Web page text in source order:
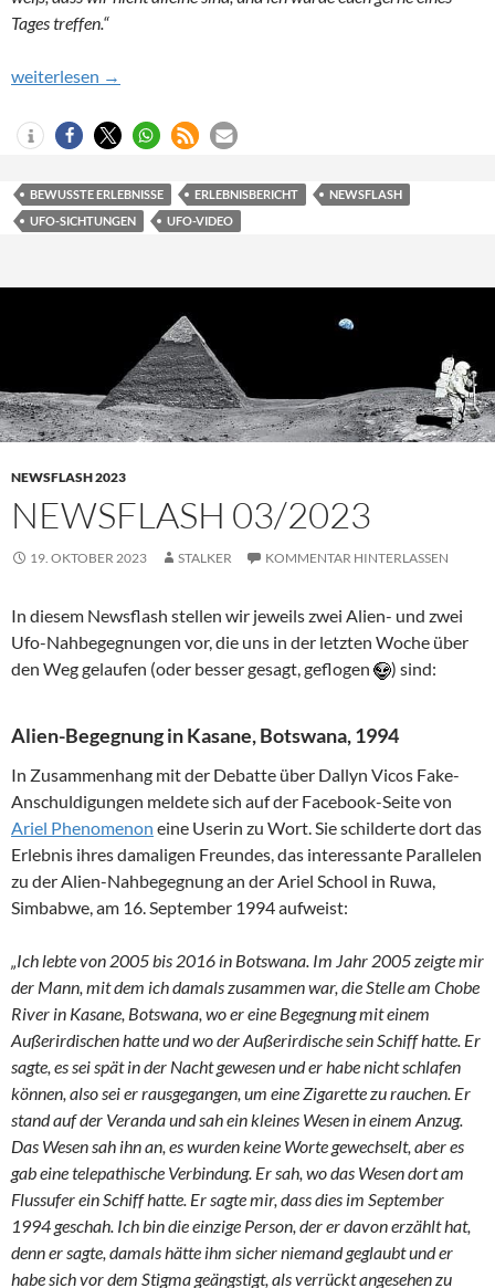
Tages treffen.“
Newsflash 04/23 – Experiencer Short Stories
weiterlesen →
BEWUSSTE ERLEBNISSE ERLEBNISBERICHT
NEWSFLASH
UFO-SICHTUNGEN
UFO-VIDEO
NEWSFLASH 2023
NEWSFLASH 03/2023
19. OKTOBER 2023 STALKER KOMMENTAR HINTERLASSEN
In diesem Newsflash stellen wir jeweils zwei Alien- und zwei
Ufo-Nahbegegnungen vor, die uns in der letzten Woche über
den Weg gelaufen (oder besser gesagt, geflogen
) sind:
Alien-Begegnung in Kasane, Botswana, 1994
In Zusammenhang mit der Debatte über Dallyn Vicos Fake-
Anschuldigungen meldete sich auf der Facebook-Seite von
Ariel Phenomenon eine Userin zu Wort. Sie schilderte dort das
Erlebnis ihres damaligen Freundes, das interessante Parallelen
zu der Alien-Nahbegegnung an der Ariel School in Ruwa,
Simbabwe, am 16. September 1994 aufweist:
„Ich lebte von 2005 bis 2016 in Botswana. Im Jahr 2005 zeigte mir
der Mann, mit dem ich damals zusammen war, die Stelle am Chobe
River in Kasane, Botswana, wo er eine Begegnung mit einem
Außerirdischen hatte und wo der Außerirdische sein Schiff hatte. Er
sagte, es sei spät in der Nacht gewesen und er habe nicht schlafen
können, also sei er rausgegangen, um eine Zigarette zu rauchen. Er
stand auf der Veranda und sah ein kleines Wesen in einem Anzug.
Das Wesen sah ihn an, es wurden keine Worte gewechselt, aber es
gab eine telepathische Verbindung. Er sah, wo das Wesen dort am
Flussufer ein Schiff hatte. Er sagte mir, dass dies im September
1994 geschah. Ich bin die einzige Person, der er davon erzählt hat,
denn er sagte, damals hätte ihm sicher niemand geglaubt und er
habe sich vor dem Stigma geängstigt, als verrückt angesehen zu